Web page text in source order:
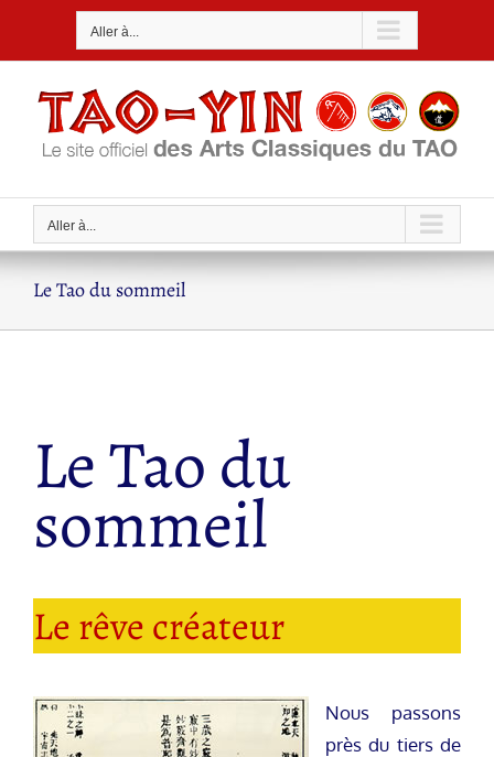
Aller à...
Aller à...
Le Tao du sommeil
Le Tao du
sommeil
Le rêve créateur
Nous passons
près du tiers de